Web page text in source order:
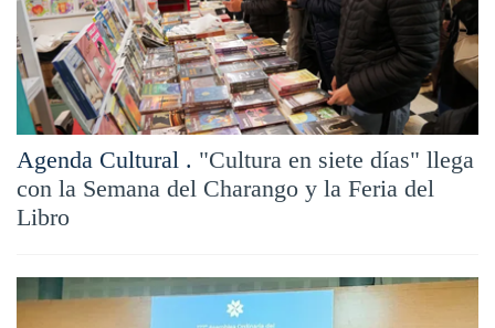
Agenda Cultural . "Cultura en siete días" llega
con la Semana del Charango y la Feria del
Libro